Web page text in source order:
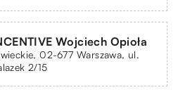
Wojciech Opioła
02-677 Warszawa, ul.
2/15